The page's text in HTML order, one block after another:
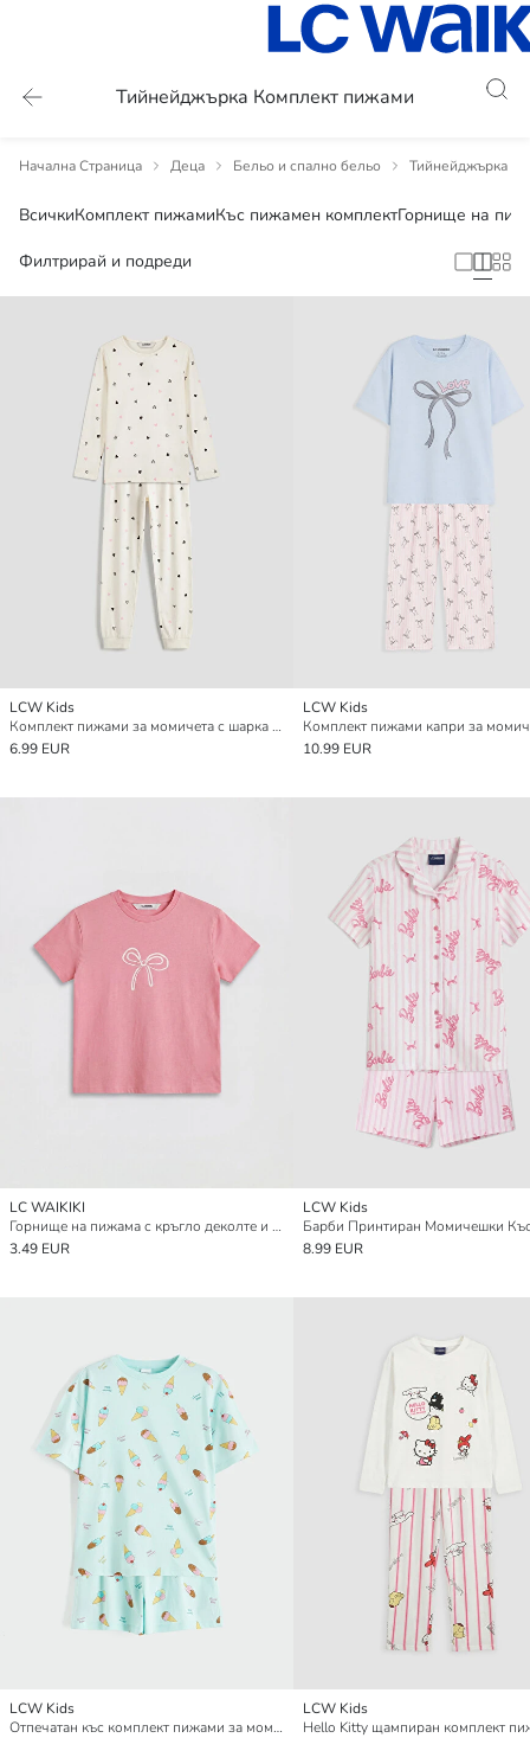
Тийнейджърка Комплект пижами
Начална Страница Деца Бельо и спално бельо Тийнейджърка
ВсичкиКомплект пижамиКъс пижамен комплектГорнище на
Филтрирай и подреди
LCW Kids
Комплект пижами за момичета с шарка на сърца
6.99 EUR
LCW Kids
10.99 EUR
LC WAIKIKI
Горнище на пижама с кръгло деколте и принт с панделка за момичета
3.49 EUR
LCW Kids
8.99 EUR
LCW Kids
Отпечатан къс комплект пижами за момичета
LCW Kids